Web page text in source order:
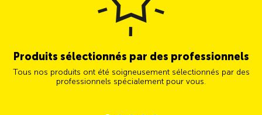
Produits sélectionnés par des professionnels
Tous nos produits ont été soigneusement sélectionnés par des
professionnels spécialement pour vous.